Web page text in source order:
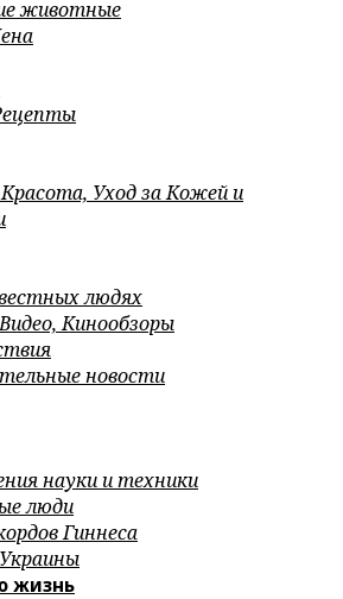
животные
Уход за Кожей и
людях
Кинообзоры
новости
науки и техники
люди
Гиннеса
жизнь